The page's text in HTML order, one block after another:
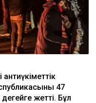
47
жетті. Бұл